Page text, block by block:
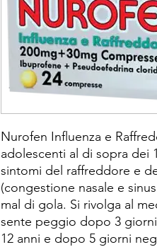
Nurofen Influenza e
adolescenti al di sopra dei
sintomi del raffreddore e
(congestione nasale e
mal di gola. Si rivolga al
sente peggio dopo 3
12 anni e dopo 5 giorni